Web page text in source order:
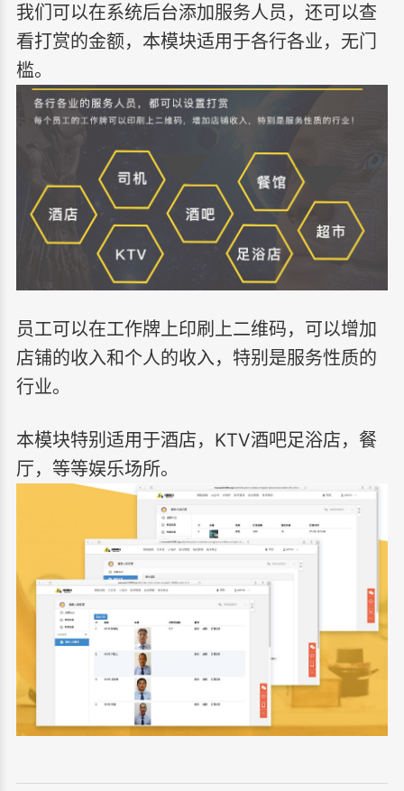
我们可以在系统后台添加服务人员，还可以查
看打赏的金额，本模块适用于各行各业，无门
槛。
员工可以在工作牌上印刷上二维码，可以增加
店铺的收入和个人的收入，特别是服务性质的
行业。
本模块特别适用于酒店，KTV酒吧足浴店，餐
厅，等等娱乐场所。